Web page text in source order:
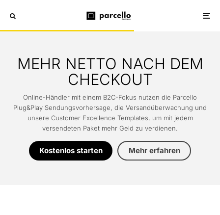
MEHR NETTO NACH DEM
CHECKOUT
Online-Händler mit einem B2C-Fokus nutzen die Parcello
Plug&Play Sendungsvorhersage, die Versandüberwachung und
unsere Customer Excellence Templates, um mit jedem
versendeten Paket mehr Geld zu verdienen.
Kostenlos starten Mehr erfahren